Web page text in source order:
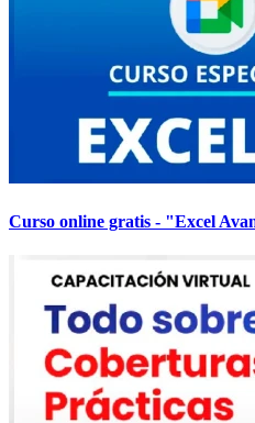
Curso online gratis - "Excel